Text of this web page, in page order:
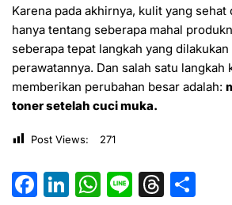
Karena pada akhirnya, kulit yang sehat
hanya tentang seberapa mahal
seberapa tepat langkah yang dilakukan
perawatannya. Dan salah satu langkah
memberikan perubahan besar adalah:
toner setelah cuci muka.
Post Views: 271
F
Li W Li T